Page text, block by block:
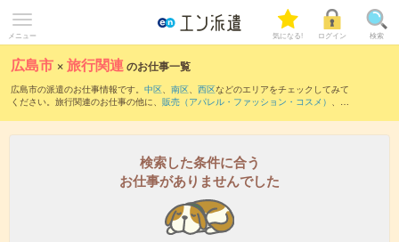
メニュー 気になる! ログイン 検索
広島市 ×旅行関連のお仕事一覧
広島市の派遣のお仕事情報です。 中区、 南区、 西区などのエリアをチェックしてみて
ください。旅行関連のお仕事の他に、 販売（アパレル・ファッション・コスメ） 、 テ
OKなどのこだわり条件で絞り込んでいただけます。職種辞典：旅行関連のお仕事と
検索した条件に合う
お仕事がありませんでした